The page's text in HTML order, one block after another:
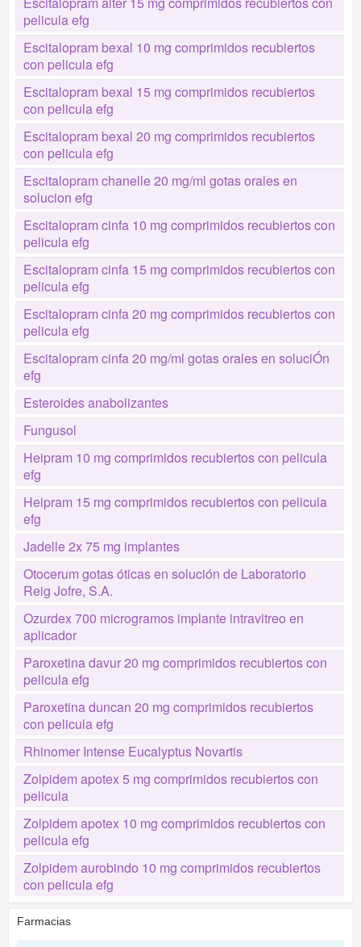
pelicula efg
Escitalopram bexal 10 mg comprimidos recubiertos
con pelicula efg
Escitalopram bexal 15 mg comprimidos recubiertos
con pelicula efg
Escitalopram bexal 20 mg comprimidos recubiertos
con pelicula efg
Escitalopram chanelle 20 mg/ml gotas orales en
solucion efg
Escitalopram cinfa 10 mg comprimidos recubiertos con
pelicula efg
Escitalopram cinfa 15 mg comprimidos recubiertos con
pelicula efg
Escitalopram cinfa 20 mg comprimidos recubiertos con
pelicula efg
Escitalopram cinfa 20 mg/ml gotas orales en soluciÓn
efg
Esteroides anabolizantes
Fungusol
Heipram 10 mg comprimidos recubiertos con pelicula
efg
Heipram 15 mg comprimidos recubiertos con pelicula
efg
Jadelle 2x 75 mg implantes
Otocerum gotas óticas en solución de Laboratorio
Reig Jofre, S.A.
Ozurdex 700 microgramos implante intravitreo en
aplicador
Paroxetina davur 20 mg comprimidos recubiertos con
pelicula efg
Paroxetina duncan 20 mg comprimidos recubiertos
con pelicula efg
Rhinomer Intense Eucalyptus Novartis
Zolpidem apotex 5 mg comprimidos recubiertos con
pelicula
Zolpidem apotex 10 mg comprimidos recubiertos con
pelicula efg
Zolpidem aurobindo 10 mg comprimidos recubiertos
con pelicula efg
Farmacias